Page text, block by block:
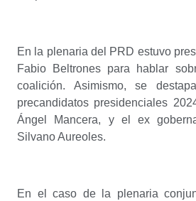
En la plenaria del PRD estuvo
Fabio Beltrones para hablar
coalición. Asimismo, se
precandidatos presidenciales
Ángel Mancera, y el ex
Silvano Aureoles.
En el caso de la plenaria